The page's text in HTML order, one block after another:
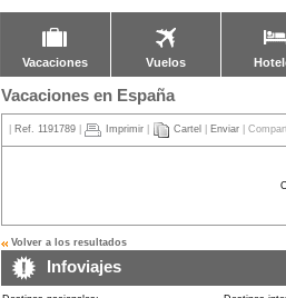
Vacaciones Vuelos
Vacaciones en España
Ref. 1191789| Imprimir| Cartel Enviar |
Volver a los resultados
Infoviajes